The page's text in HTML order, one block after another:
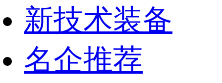
新技术装备
名企推荐